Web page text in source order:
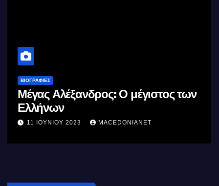
ΒΙΟΓΡΑΦΊΕΣ
Μέγας Αλέξανδρος: Ο μέγιστος των
Ελλήνων
11 ΙΟΥΝΊΟΥ 2023 MACEDONIANET